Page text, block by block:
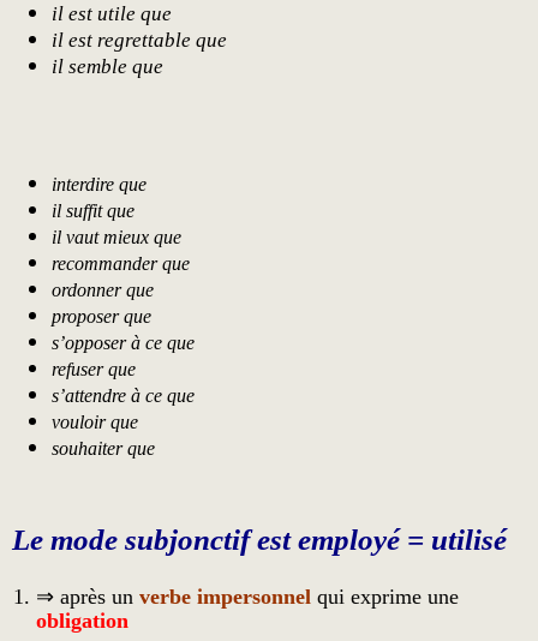
il est utile que
il est regrettable que
il semble que
interdire que
il suffit que
il vaut mieux que
recommander que
ordonner que
proposer que
s’opposer à ce que
refuser que
s’attendre à ce que
vouloir que
souhaiter que
Le mode subjonctif est employé = utilisé
⇒ après un verbe impersonnel qui exprime une
obligation